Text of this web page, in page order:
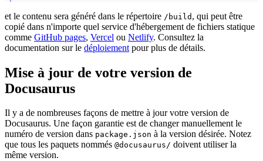
et le contenu sera généré dans le répertoire /build , qui peut être
copié dans n'importe quel service d'hébergement de fichiers statique
comme GitHub pages, Vercel ou Netlify. Consultez la
documentation sur le déploiement pour plus de détails.
Mise à jour de votre version de
Docusaurus
Il y a de nombreuses façons de mettre à jour votre version de
Docusaurus. Une façon garantie est de changer manuellement le
numéro de version dans package.json à la version désirée. Notez
que tous les paquets nommés @docusaurus/ doivent utiliser la
même version.